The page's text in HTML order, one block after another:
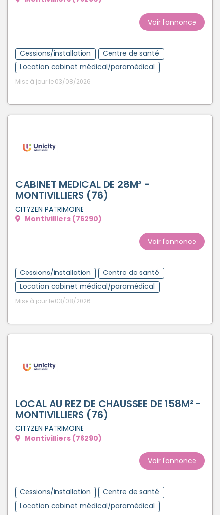
Voir l'annonce
Cessions/installation
Centre de santé
Location cabinet médical/paramédical
Mise à jour le 03/08/2026
CABINET MEDICAL DE 28M² -
MONTIVILLIERS (76)
CITYZEN PATRIMOINE
Montivilliers (76290)
Voir l'annonce
Cessions/installation
Centre de santé
Location cabinet médical/paramédical
Mise à jour le 03/08/2026
LOCAL AU REZ DE CHAUSSEE DE 158M² -
MONTIVILLIERS (76)
CITYZEN PATRIMOINE
Montivilliers (76290)
Voir l'annonce
Cessions/installation
Centre de santé
Location cabinet médical/paramédical